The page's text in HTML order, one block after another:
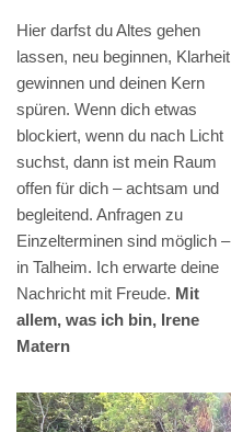
Hier darfst du Altes gehen
lassen, neu beginnen, Klarheit
gewinnen und deinen Kern
spüren. Wenn dich etwas
blockiert, wenn du nach Licht
suchst, dann ist mein Raum
offen für dich – achtsam und
begleitend. Anfragen zu
Einzelterminen sind möglich –
in Talheim. Ich erwarte deine
Nachricht mit Freude. Mit
allem, was ich bin, Irene
Matern